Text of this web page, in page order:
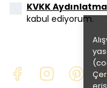
KVKK
kabul ediyorum.